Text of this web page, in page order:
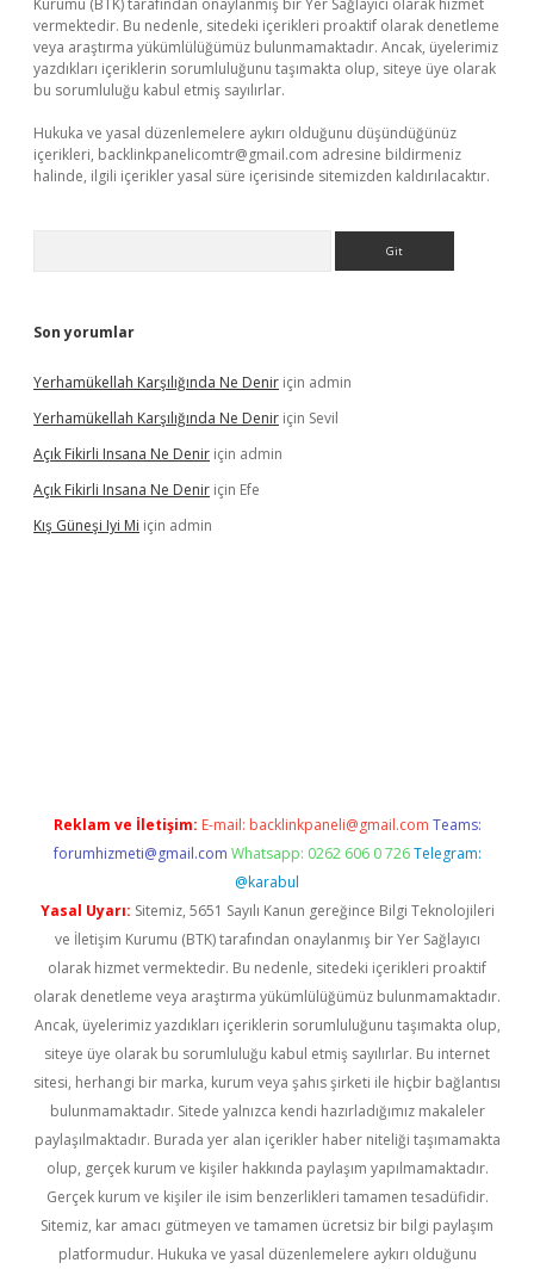
Kurumu (BTK) tarafından onaylanmış bir Yer Sağlayıcı olarak hizmet
vermektedir. Bu nedenle, sitedeki içerikleri proaktif olarak denetleme
veya araştırma yükümlülüğümüz bulunmamaktadır. Ancak, üyelerimiz
yazdıkları içeriklerin sorumluluğunu taşımakta olup, siteye üye olarak
bu sorumluluğu kabul etmiş sayılırlar.
Hukuka ve yasal düzenlemelere aykırı olduğunu düşündüğünüz
içerikleri, backlinkpanelicomtr@gmail.com adresine bildirmeniz
halinde, ilgili içerikler yasal süre içerisinde sitemizden kaldırılacaktır.
Son yorumlar
Yerhamükellah Karşılığında Ne Denir için admin
Yerhamükellah Karşılığında Ne Denir için Sevil
Açık Fikirli Insana Ne Denir için admin
Açık Fikirli Insana Ne Denir için Efe
Kış Güneşi Iyi Mi için admin
Reklam ve İletişim: E-mail: backlinkpaneli@gmail.com Teams:
forumhizmeti@gmail.com Whatsapp: 0262 606 0 726 Telegram:
@karabul
Yasal Uyarı: Sitemiz, 5651 Sayılı Kanun gereğince Bilgi Teknolojileri
ve İletişim Kurumu (BTK) tarafından onaylanmış bir Yer Sağlayıcı
olarak hizmet vermektedir. Bu nedenle, sitedeki içerikleri proaktif
olarak denetleme veya araştırma yükümlülüğümüz bulunmamaktadır.
Ancak, üyelerimiz yazdıkları içeriklerin sorumluluğunu taşımakta olup,
siteye üye olarak bu sorumluluğu kabul etmiş sayılırlar. Bu internet
sitesi, herhangi bir marka, kurum veya şahıs şirketi ile hiçbir bağlantısı
bulunmamaktadır. Sitede yalnızca kendi hazırladığımız makaleler
paylaşılmaktadır. Burada yer alan içerikler haber niteliği taşımamakta
olup, gerçek kurum ve kişiler hakkında paylaşım yapılmamaktadır.
Gerçek kurum ve kişiler ile isim benzerlikleri tamamen tesadüfidir.
Sitemiz, kar amacı gütmeyen ve tamamen ücretsiz bir bilgi paylaşım
platformudur. Hukuka ve yasal düzenlemelere aykırı olduğunu